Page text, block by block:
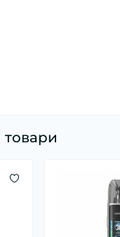
товари